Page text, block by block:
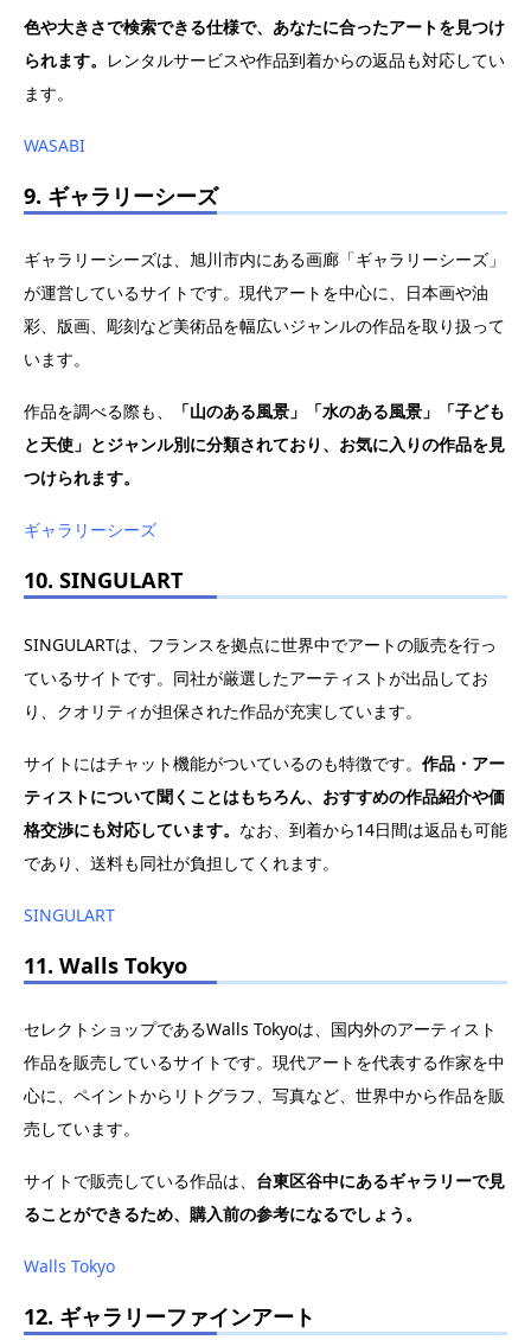
色や大きさで検索できる仕様で、あなたに合ったアートを見つけ
られます。 レンタルサービスや作品到着からの返品も対応してい
ます。
WASABI
9. ギャラリーシーズ
ギャラリーシーズは、旭川市内にある画廊「ギャラリーシーズ」
が運営しているサイトです。現代アートを中心に、日本画や油
彩、版画、彫刻など美術品を幅広いジャンルの作品を取り扱って
います。
作品を調べる際も、
「山のある風景」「水のある風景」「子ども
と天使」とジャンル別に分類されており、お気に入りの作品を見
つけられます。
ギャラリーシーズ
10. SINGULART
SINGULARTは、フランスを拠点に世界中でアートの販売を行っ
ているサイトです。同社が厳選したアーティストが出品してお
り、クオリティが担保された作品が充実しています。
サイトにはチャット機能がついているのも特徴です。 作品・アー
ティストについて聞くことはもちろん、おすすめの作品紹介や価
格交渉にも対応しています。 なお、到着から14日間は返品も可能
であり、送料も同社が負担してくれます。
SINGULART
11. Walls Tokyo
セレクトショップであるWalls Tokyoは、国内外のアーティスト
作品を販売しているサイトです。現代アートを代表する作家を中
心に、ペイントからリトグラフ、写真など、世界中から作品を販
売しています。
サイトで販売している作品は、 台東区谷中にあるギャラリーで見
ることができるため、購入前の参考になるでしょう。
Walls Tokyo
12. ギャラリーファインアート